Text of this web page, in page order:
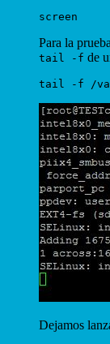
Para la
tail -f de
Dejamos